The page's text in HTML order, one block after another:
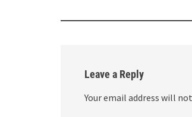
Leave a Reply
Your email address will